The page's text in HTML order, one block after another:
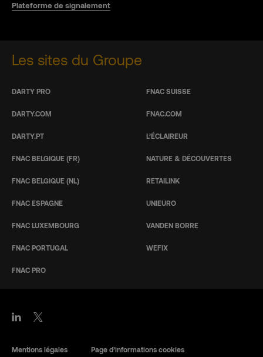
Plateforme de signalement
Les sites du Groupe
DARTY PRO
DARTY.COM
DARTY.PT
FNAC BELGIQUE (FR)
FNAC BELGIQUE (NL)
FNAC ESPAGNE
FNAC LUXEMBOURG
FNAC PORTUGAL
FNAC PRO
FNAC SUISSE
FNAC.COM
L’ÉCLAIREUR
NATURE & DÉCOUVERTES
RETAILINK
UNIEURO
VANDEN BORRE
WEFIX
Mentions légales Page d’informations cookies